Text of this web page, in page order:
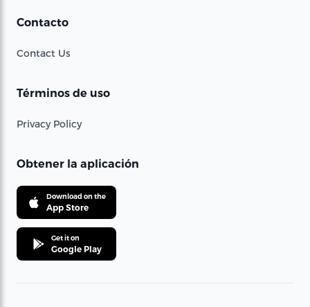
Contacto
Contact Us
Términos de uso
Privacy Policy
Obtener la aplicación
Download on the
App Store
Get it on
Google Play